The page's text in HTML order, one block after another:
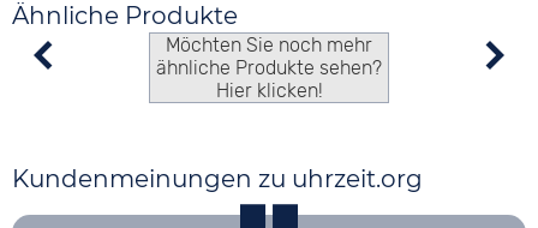
Ähnliche Produkte
Möchten Sie noch mehr
ähnliche Produkte sehen?
Hier klicken!
Kundenmeinungen zu uhrzeit.org